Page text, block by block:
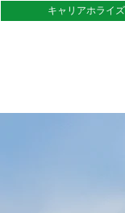
キャリアホライ